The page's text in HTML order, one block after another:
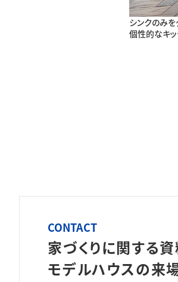
シンクのみを
個性的なキッ
CONTACT
家づくりに関する
モデルハウスの来